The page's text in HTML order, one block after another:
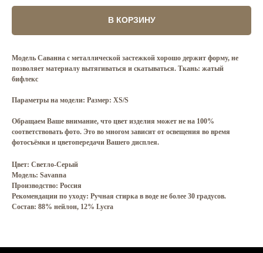
В КОРЗИНУ
Модель Саванна с металлической застежкой хорошо держит форму, не
позволяет материалу вытягиваться и скатываться. Ткань: жатый
бифлекс
Параметры на модели: Размер: XS/S
Обращаем Ваше внимание, что цвет изделия может не на 100%
соответствовать фото. Это во многом зависит от освещения во время
фотосъёмки и цветопередачи Вашего дисплея.
Цвет: Светло-Серый
Модель: Savanna
Производство: Россия
Рекомендации по уходу: Ручная стирка в воде не более 30 градусов.
Состав: 88% нейлон, 12% Lycra